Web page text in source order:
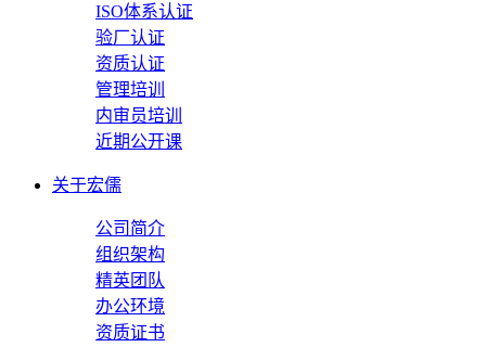
ISO体系认证
验厂认证
资质认证
管理培训
内审员培训
近期公开课
关于宏儒
公司简介
组织架构
精英团队
办公环境
资质证书